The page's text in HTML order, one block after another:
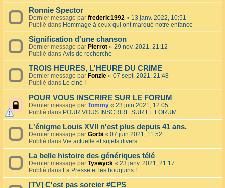
Ronnie Spector
Dernier message par frederic1992 « 13 janv. 2022, 10:51
Publié dans Hommage à ceux qui ont marqué notre enfance
Signification d'une chanson
Dernier message par Pierrot « 29 nov. 2021, 21:12
Publié dans Avis de recherche
TROIS HEURES, L'HEURE DU CRIME
Dernier message par Fonzie « 07 sept. 2021, 21:48
Publié dans Le ciné !
POUR VOUS INSCRIRE SUR LE FORUM
Dernier message par Tommy « 23 juin 2021, 12:05
Publié dans POUR VOUS INSCRIRE SUR LE FORUM
L'énigme Louis XVII n'est plus depuis 41 ans.
Dernier message par Gorbi « 07 juin 2021, 11:52
Publié dans Vie actuelle et sujets divers...
La belle histoire des génériques télé
Dernier message par Tyswyck « 23 janv. 2021, 21:17
Publié dans La Presse et les bouquins !
[TV] C'est pas sorcier #CPS